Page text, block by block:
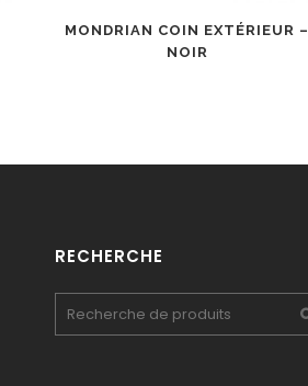
MONDRIAN COIN EXTÉRIEUR –
NOIR
RECHERCHE